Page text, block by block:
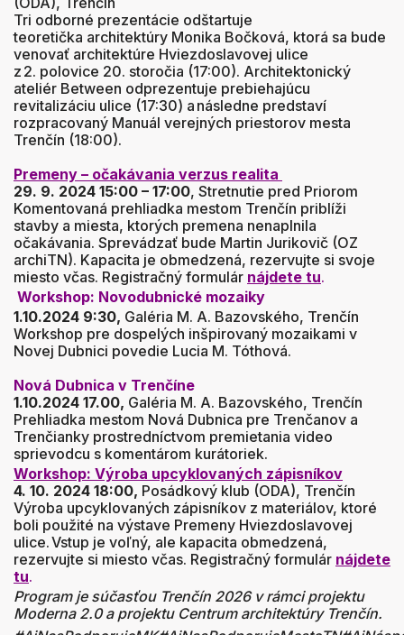
Tri odborné prezentácie odštartuje
teoretička architektúry Monika Bočková, ktorá sa bude
venovať architektúre Hviezdoslavovej ulice
z 2. polovice 20. storočia (17:00). Architektonický
ateliér Between odprezentuje prebiehajúcu
revitalizáciu ulice (17:30) a následne predstaví
rozpracovaný Manuál verejných priestorov mesta
Trenčín (18:00).
Premeny – očakávania verzus realita
29. 9. 2024 15:00 – 17:00, Stretnutie pred Priorom
Komentovaná prehliadka mestom Trenčín priblíži
stavby a miesta, ktorých premena nenaplnila
očakávania. Sprevádzať bude Martin Jurikovič (OZ
archiTN). Kapacita je obmedzená, rezervujte si svoje
miesto včas. Registračný formulár nájdete tu.
Workshop: Novodubnické mozaiky
1.10.2024 9:30, Galéria M. A. Bazovského, Trenčín
Workshop pre dospelých inšpirovaný mozaikami v
Novej Dubnici povedie Lucia M. Tóthová.
Nová Dubnica v Trenčíne
1.10.2024 17.00, Galéria M. A. Bazovského, Trenčín
Prehliadka mestom Nová Dubnica pre Trenčanov a
Trenčianky prostredníctvom premietania video
sprievodcu s komentárom kurátoriek.
Workshop: Výroba upcyklovaných zápisníkov
4. 10. 2024 18:00, Posádkový klub (ODA), Trenčín
Výroba upcyklovaných zápisníkov z materiálov, ktoré
boli použité na výstave Premeny Hviezdoslavovej
ulice. Vstup je voľný, ale kapacita obmedzená,
rezervujte si miesto včas. Registračný formulár nájdete
tu.
Program je súčasťou Trenčín 2026 v rámci projektu
Moderna 2.0 a projektu Centrum architektúry Trenčín.